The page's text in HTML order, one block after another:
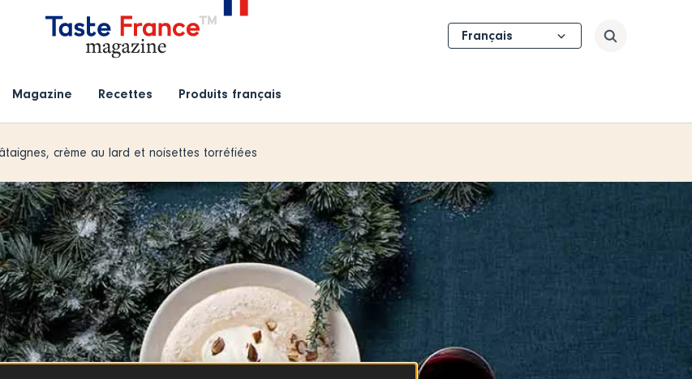
Magazine Recettes Produits français
Select
your
Rechercher
crème au lard et noisettes torréfiées